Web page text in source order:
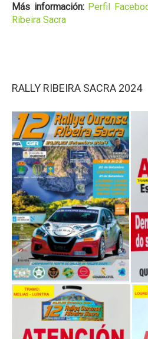
Más información: Perfil
Ribeira Sacra
RALLY RIBEIRA SACRA 2024